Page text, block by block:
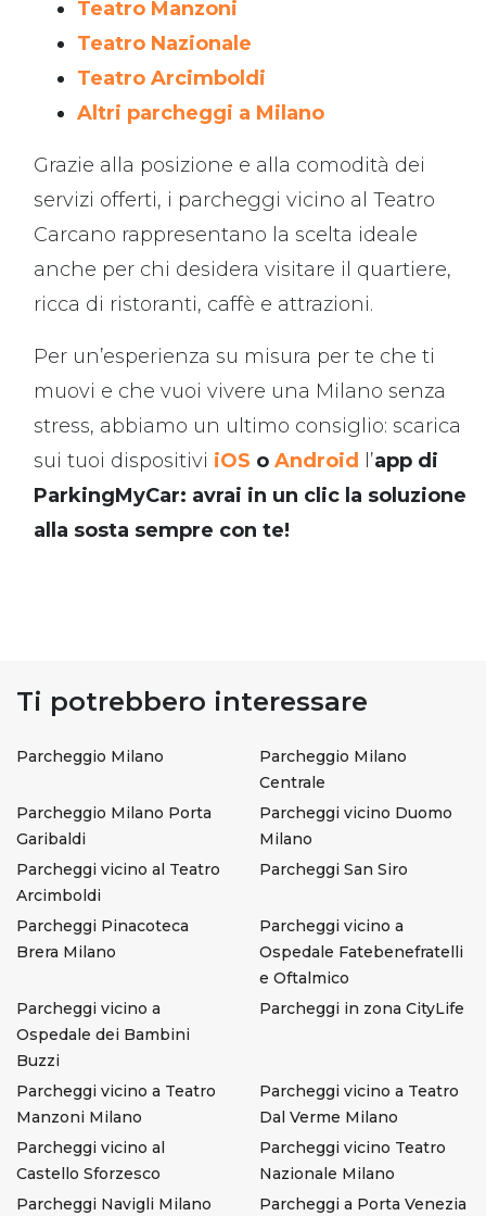
Teatro Manzoni
Teatro Nazionale
Teatro Arcimboldi
Altri parcheggi a Milano
Grazie alla posizione e alla comodità dei
servizi offerti, i parcheggi vicino al Teatro
Carcano rappresentano la scelta ideale
anche per chi desidera visitare il quartiere,
ricca di ristoranti, caffè e attrazioni.
Per un’esperienza su misura per te che ti
muovi e che vuoi vivere una Milano senza
stress, abbiamo un ultimo consiglio: scarica
sui tuoi dispositivi iOS o Android l’app di
ParkingMyCar: avrai in un clic la soluzione
alla sosta sempre con te!
Ti potrebbero interessare
Parcheggio Milano
Parcheggio Milano
Centrale
Parcheggio Milano Porta
Garibaldi
Parcheggi vicino Duomo
Milano
Parcheggi vicino al Teatro
Arcimboldi
Parcheggi San Siro
Parcheggi Pinacoteca
Brera Milano
Parcheggi vicino a
Ospedale Fatebenefratelli
e Oftalmico
Parcheggi vicino a
Ospedale dei Bambini
Buzzi
Parcheggi in zona CityLife
Parcheggi vicino a Teatro
Manzoni Milano
Parcheggi vicino a Teatro
Dal Verme Milano
Parcheggi vicino al
Castello Sforzesco
Parcheggi vicino Teatro
Nazionale Milano
Parcheggi Navigli Milano
Parcheggi a Porta Venezia